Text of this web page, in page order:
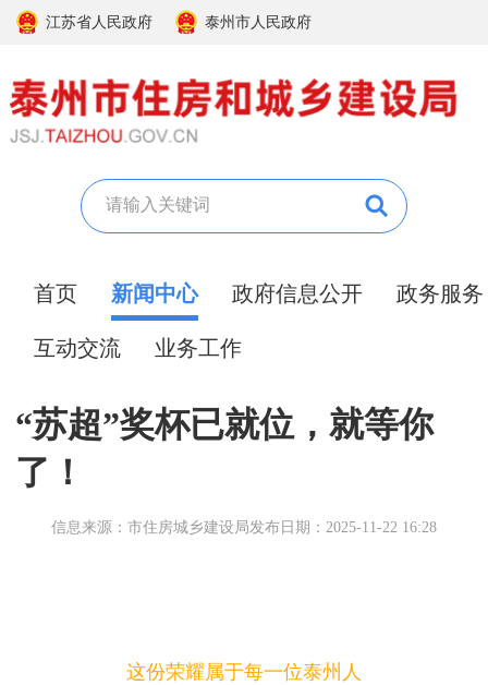
江苏省人民政府 泰州市人民政府
首页 新闻中心 政府信息公开 政务服务
互动交流 业务工作
“苏超”奖杯已就位，就等你
了！
信息来源：市住房城乡建设局发布日期：2025-11-22 16:28
这份荣耀属于每一位泰州人